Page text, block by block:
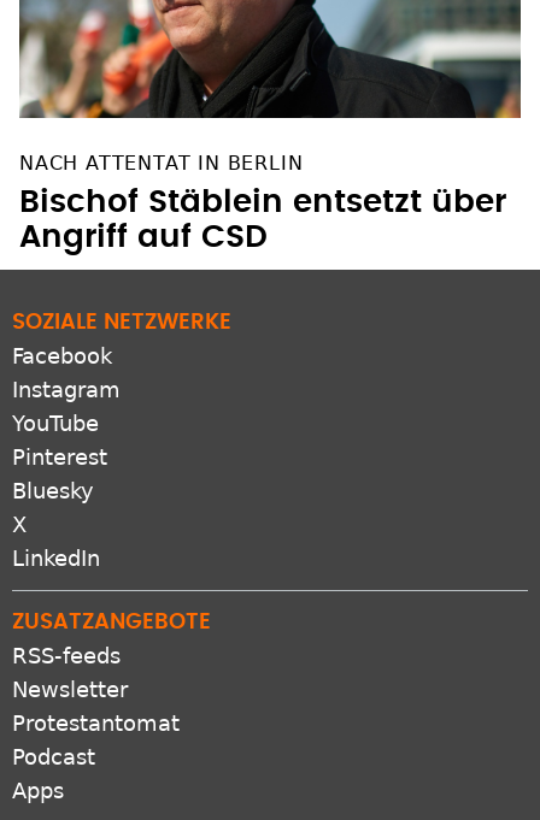
NACH ATTENTAT IN BERLIN
Bischof Stäblein entsetzt über
Angriff auf CSD
SOZIALE NETZWERKE
Facebook
Instagram
YouTube
Pinterest
Bluesky
X
LinkedIn
ZUSATZANGEBOTE
RSS-feeds
Newsletter
Protestantomat
Podcast
Apps